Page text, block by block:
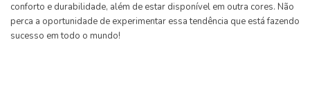
conforto e durabilidade, além de estar disponível em outra cores. Não
perca a oportunidade de experimentar essa tendência que está fazendo
sucesso em todo o mundo!